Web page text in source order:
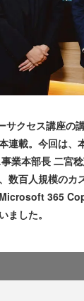
クセス講座の
連載。今回は
業本部長 二宮
数百人規模の
365
ました。